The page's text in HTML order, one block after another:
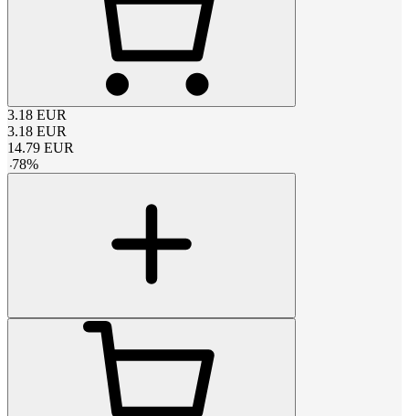
3.18 EUR
3.18 EUR
14.79 EUR
-78%